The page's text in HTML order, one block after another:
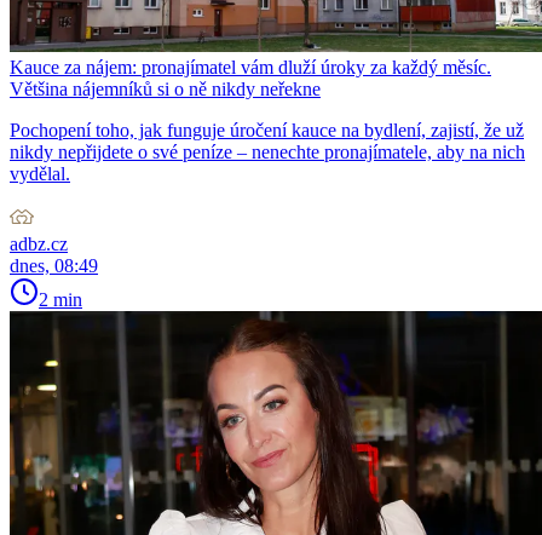
Kauce za nájem: pronajímatel vám dluží úroky za každý měsíc.
Většina nájemníků si o ně nikdy neřekne
Pochopení toho, jak funguje úročení kauce na bydlení, zajistí, že už
nikdy nepřijdete o své peníze – nenechte pronajímatele, aby na nich
vydělal.
adbz.cz
dnes, 08:49
2 min